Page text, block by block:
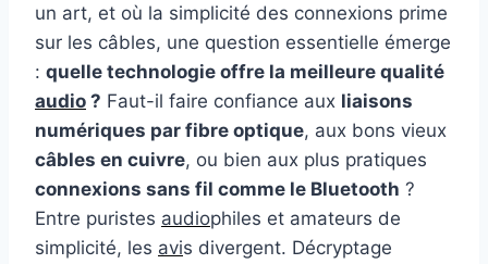
un art, et où la simplicité des connexions prime
sur les câbles, une question essentielle émerge
: quelle technologie offre la meilleure qualité
audio ? Faut-il faire confiance aux liaisons
numériques par fibre optique, aux bons vieux
câbles en cuivre, ou bien aux plus pratiques
connexions sans fil comme le Bluetooth ?
Entre puristes audiophiles et amateurs de
simplicité, les avis divergent. Décryptage